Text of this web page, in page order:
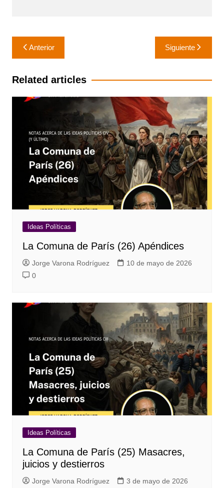
Navegación
de
entradas
Anterior Siguiente
Related articles
Ideas Políticas
La Comuna de París (26) Apéndices
Jorge Varona Rodríguez
10 de mayo de 2026
0
Ideas Políticas
La Comuna de París (25) Masacres,
juicios y destierros
Jorge Varona Rodríguez
3 de mayo de 2026